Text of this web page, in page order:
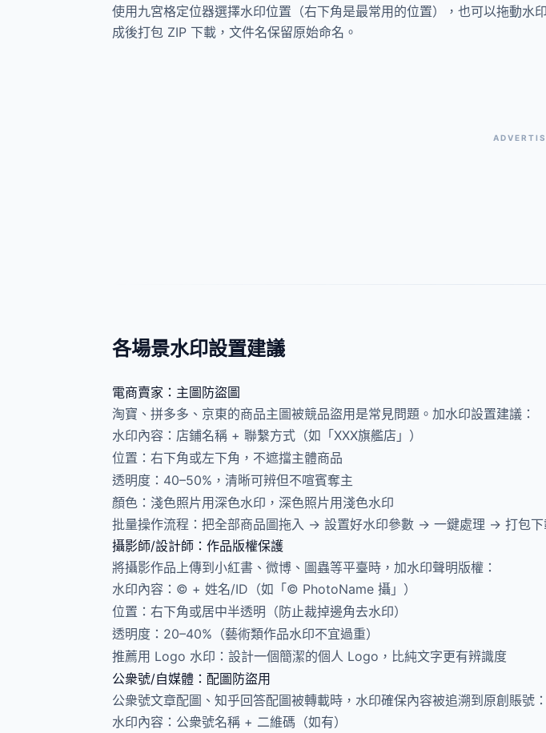
使用九宮格定位器選擇水印位置（右下角是最常用的位置），也可以拖動
成後打包 ZIP 下載，文件名保留原始命名。
各場景水印設置建議
電商賣家：主圖防盜圖
淘寶、拼多多、京東的商品主圖被競品盜用是常見問題。加水印設置建議：
水印內容：店鋪名稱 + 聯繫方式（如「XXX旗艦店」）
位置：右下角或左下角，不遮擋主體商品
透明度：40–50%，清晰可辨但不喧賓奪主
顏色：淺色照片用深色水印，深色照片用淺色水印
批量操作流程：把全部商品圖拖入 → 設置好水印參數 → 一鍵處理 → 打包下
攝影師/設計師：作品版權保護
將攝影作品上傳到小紅書、微博、圖蟲等平臺時，加水印聲明版權：
水印內容：© + 姓名/ID（如「© PhotoName 攝」）
位置：右下角或居中半透明（防止裁掉邊角去水印）
透明度：20–40%（藝術類作品水印不宜過重）
推薦用 Logo 水印：設計一個簡潔的個人 Logo，比純文字更有辨識度
公衆號/自媒體：配圖防盜用
公衆號文章配圖、知乎回答配圖被轉載時，水印確保內容被追溯到原創賬號：
水印內容：公衆號名稱 + 二維碼（如有）